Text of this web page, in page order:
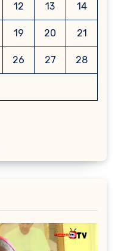
12 13 14
19 20 21
26 27 28